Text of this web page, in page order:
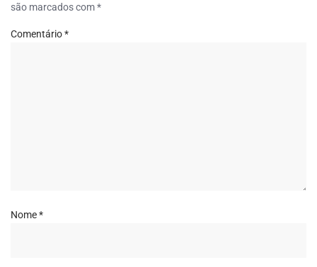
são marcados com*
Comentário*
Nome*